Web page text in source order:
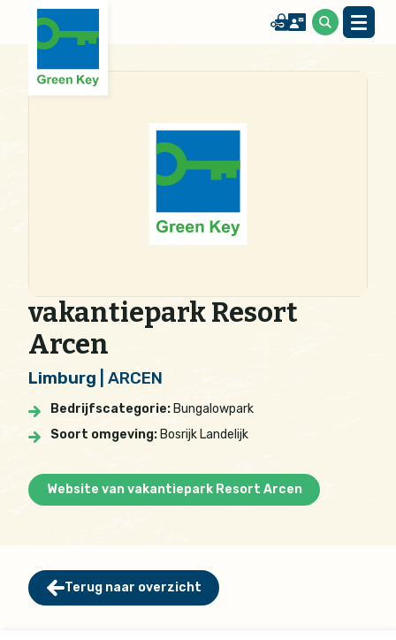
vakantiepark Resort
Arcen
Limburg | ARCEN
Bedrijfscategorie: Bungalowpark
Soort omgeving: Bosrijk Landelijk
Website van vakantiepark Resort Arcen
Terug naar overzicht